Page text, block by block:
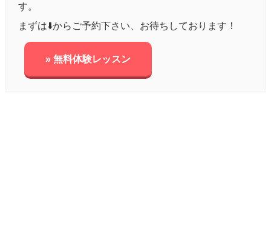
す。
まずは⬇️からご予約下さい、お待ちしております！
» 無料体験レッスン